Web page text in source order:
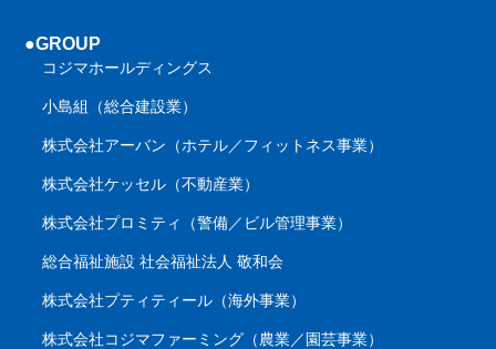
●GROUP
コジマホールディングス
小島組（総合建設業）
株式会社アーバン（ホテル／フィットネス事業）
株式会社ケッセル（不動産業）
株式会社プロミティ（警備／ビル管理事業）
総合福祉施設 社会福祉法人 敬和会
株式会社プティティール（海外事業）
株式会社コジマファーミング（農業／園芸事業）